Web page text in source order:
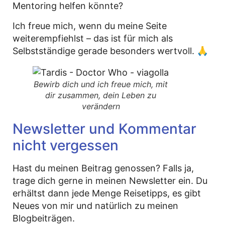
Mentoring helfen könnte?
Ich freue mich, wenn du meine Seite
weiterempfiehlst – das ist für mich als
Selbstständige gerade besonders wertvoll. 🙏
Bewirb dich und ich freue mich, mit
dir zusammen, dein Leben zu
verändern
Newsletter und Kommentar
nicht vergessen
Hast du meinen Beitrag genossen? Falls ja,
trage dich gerne in meinen Newsletter ein. Du
erhältst dann jede Menge Reisetipps, es gibt
Neues von mir und natürlich zu meinen
Blogbeiträgen.